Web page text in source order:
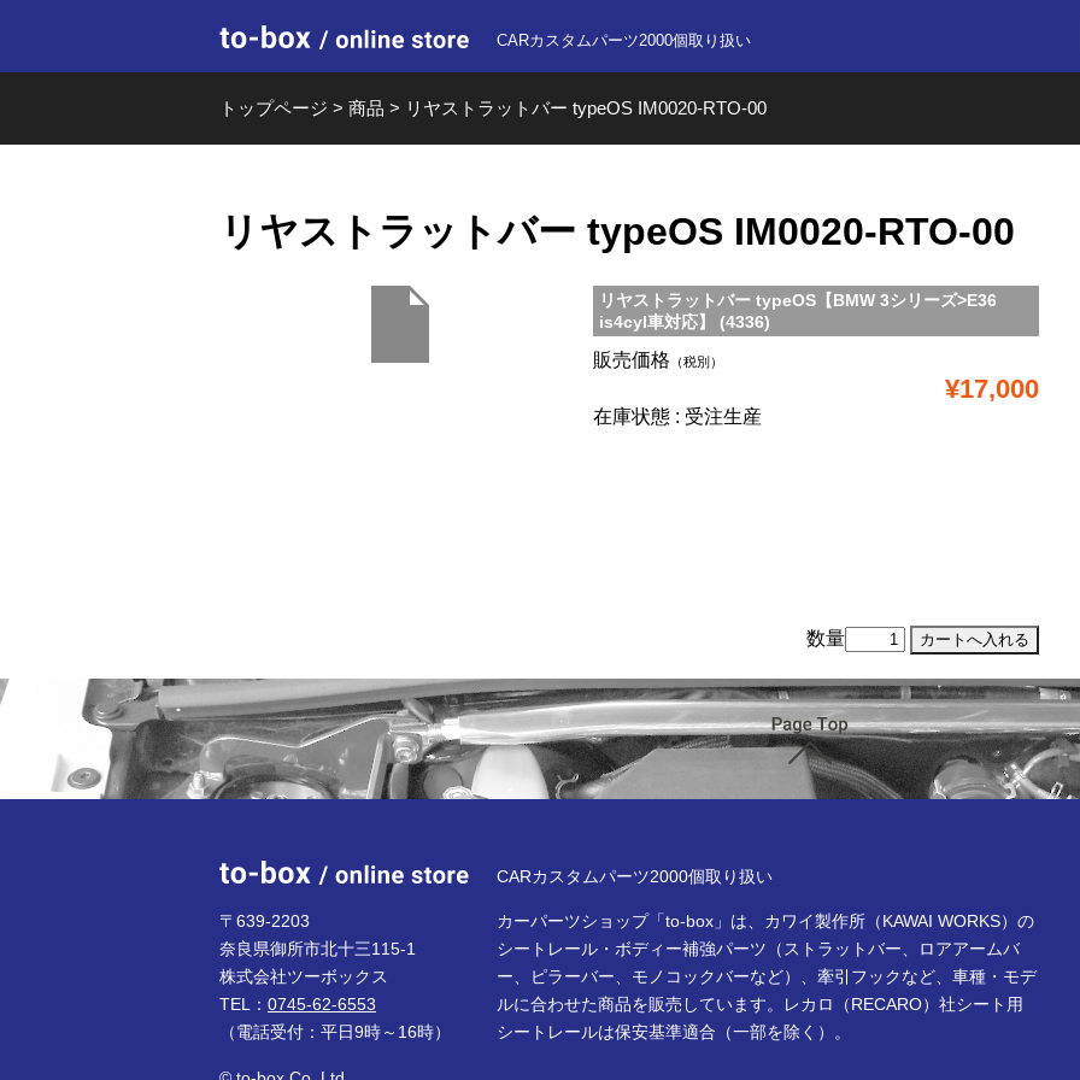
to-box online store
CARカスタムパーツ2000個取り扱い
トップページ > 商品 > リヤストラットバー typeOS IM0020-RTO-00
リヤストラットバー typeOS IM0020-RTO-00
リヤストラットバー typeOS【BMW 3シリーズ>E36
is4cyl車対応】 (4336)
販売価格 （税別）
¥17,000
在庫状態 : 受注生産
数量
ページTOP
to-box online store
CARカスタムパーツ2000個取り扱い
〒639-2203
奈良県御所市北十三115-1
株式会社ツーボックス
TEL： 0745-62-6553
（電話受付：平日9時～16時）
カーパーツショップ「to-box」は、カワイ製作所（KAWAI WORKS）の
シートレール・ボディー補強パーツ（ストラットバー、ロアアームバ
ー、ピラーバー、モノコックバーなど）、牽引フックなど、車種・モデ
ルに合わせた商品を販売しています。レカロ（RECARO）社シート用
シートレールは保安基準適合（一部を除く）。